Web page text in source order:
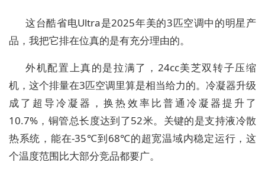
这台酷省电Ultra是2025年美的3匹空调中的明星产
品，我把它排在位真的是有充分理由的。
外机配置上真的是拉满了，24cc美芝双转子压缩
机，这个排量在3匹空调里算是相当给力的。冷凝器升级
成了超导冷凝器，换热效率比普通冷凝器提升了
10.7%，铜管总长度达到了52米。关键的是支持液冷散
热系统，能在-35℃到68℃的超宽温域内稳定运行，这
个温度范围比大部分竞品都要广。